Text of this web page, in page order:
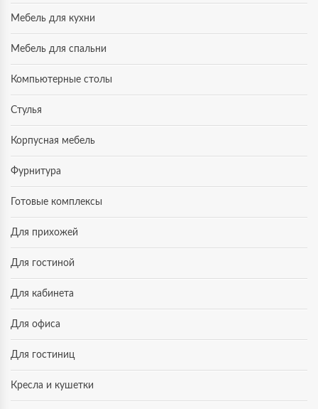
Мебель для кухни
Мебель для спальни
Компьютерные столы
Стулья
Корпусная мебель
Фурнитура
Готовые комплексы
Для прихожей
Для гостиной
Для кабинета
Для офиса
Для гостиниц
Кресла и кушетки